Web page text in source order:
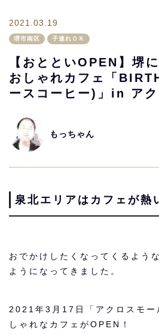
2021.03.19
堺市南区 子連れＯＫ
【おとといOPEN】堺
おしゃれカフェ「
ースコーヒー)」in ア
もっちゃん
泉北エリアはカフェが熱
おでかけしたくなってくるよう
ようになってきました。
2021年3月17日「アクロスモー
しゃれなカフェがOPEN！